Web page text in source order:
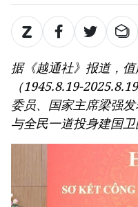
据《越通社》报道，
（1945.8.19-
委员、国家主席梁强
与全民一道投身建国卫